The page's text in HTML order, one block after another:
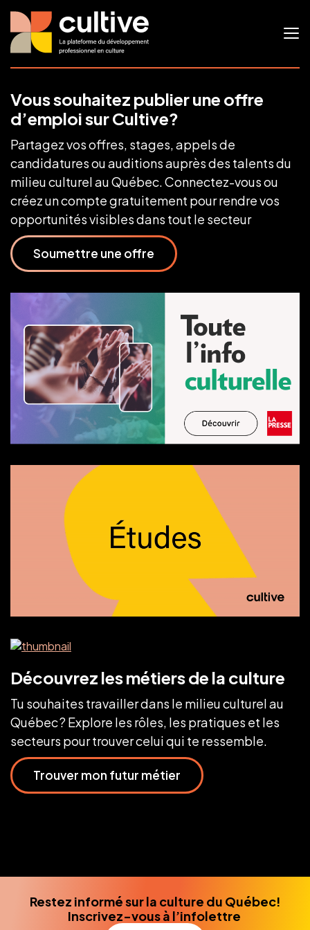
Vous souhaitez publier une offre
d’emploi sur Cultive?
Partagez vos offres, stages, appels de
candidatures ou auditions auprès des talents du
milieu culturel au Québec. Connectez-vous ou
créez un compte gratuitement pour rendre vos
opportunités visibles dans tout le secteur
Soumettre une offre
Découvrez les métiers de la culture
Tu souhaites travailler dans le milieu culturel au
Québec ? Explore les rôles, les pratiques et les
secteurs pour trouver celui qui te ressemble.
Trouver mon futur métier
Restez informé sur la culture du Québec!
Inscrivez-vous à l’infolettre